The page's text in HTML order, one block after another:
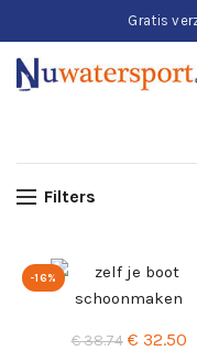
Gratis
Filters
-16%
€38.74 € 32.50